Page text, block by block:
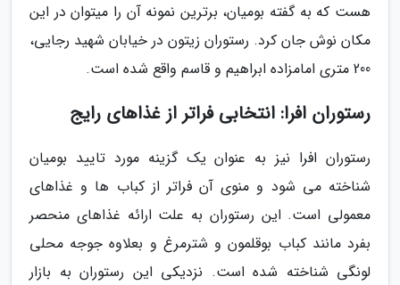
هست که به گفته بومیان، برترین نمونه آن را میتوان در این
مکان نوش جان کرد. رستوران زیتون در خیابان شهید رجایی،
200 متری امامزاده ابراهیم و قاسم واقع شده است.
رستوران افرا: انتخابی فراتر از غذاهای رایج
رستوران افرا نیز به عنوان یک گزینه مورد تایید بومیان
شناخته می شود و منوی آن فراتر از کباب ها و غذاهای
معمولی است. این رستوران به علت ارائه غذاهای منحصر
بفرد مانند کباب بوقلمون و شترمرغ و بعلاوه جوجه محلی
لونگی شناخته شده است. نزدیکی این رستوران به بازار